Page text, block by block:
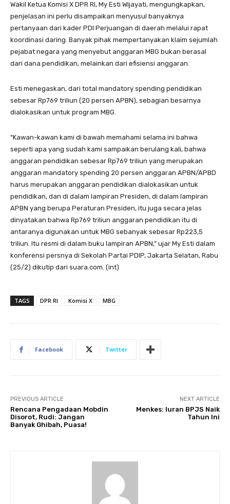
Wakil Ketua Komisi X DPR RI, My Esti Wijayati, mengungkapkan,
penjelasan ini perlu disampaikan menyusul banyaknya
pertanyaan dari kader PDI Perjuangan di daerah melalui rapat
koordinasi daring. Banyak pihak mempertanyakan klaim sejumlah
pejabat negara yang menyebut anggaran MBG bukan berasal
dari dana pendidikan, melainkan dari efisiensi anggaran.
Esti menegaskan, dari total mandatory spending pendidikan
sebesar Rp769 triliun (20 persen APBN), sebagian besarnya
dialokasikan untuk program MBG.
“Kawan-kawan kami di bawah memahami selama ini bahwa
seperti apa yang sudah kami sampaikan berulang kali, bahwa
anggaran pendidikan sebesar Rp769 triliun yang merupakan
anggaran mandatory spending 20 persen anggaran APBN/APBD
harus merupakan anggaran pendidikan dialokasikan untuk
pendidikan, dan di dalam lampiran Presiden, di dalam lampiran
APBN yang berupa Peraturan Presiden, itu juga secara jelas
dinyatakan bahwa Rp769 triliun anggaran pendidikan itu di
antaranya digunakan untuk MBG sebanyak sebesar Rp223,5
triliun. Itu resmi di dalam buku lampiran APBN,” ujar My Esti dalam
konferensi persnya di Sekolah Partai PDIP, Jakarta Selatan, Rabu
(25/2) dikutip dari suara.com. (int)
TAGS DPR RI Komisi X MBG
Facebook Twitter
PREVIOUS ARTICLE
Rencana Pengadaan Mobdin
Disorot, Rudi: Jangan
Banyak Ghibah, Puasa!
NEXT ARTICLE
Menkes: Iuran BPJS Naik
Tahun Ini